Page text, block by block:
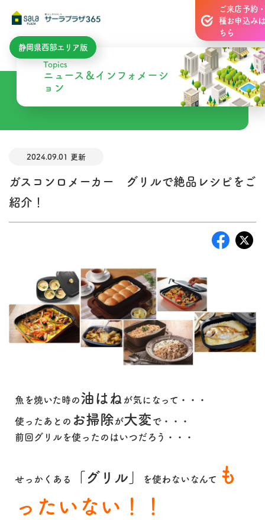
静岡県西部エリア版
ご来店予約
種お申込み
ちら
Topics
ニュース＆インフォメーシ
ョン
2024.09.01 更新
ガスコンロメーカー グリルで絶品レシピをご
紹介！
魚を焼いた時の油はね が気になって・・・
使ったあとの お掃除が大変 で・・・
前回グリルを使ったのはいつだろう・・・
せっかくある 「グリル」 を使わないなんて
も
ったいない！！